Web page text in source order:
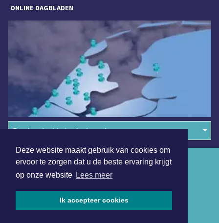
Deze website maakt gebruik van cookies om
ervoor te zorgen dat u de beste ervaring krijgt
op onze website Lees meer
Ik accepteer cookies
ONLINE DAGBLADEN
Overige dagbladen in de regio
Algemene voorwaarden
Disclaimer